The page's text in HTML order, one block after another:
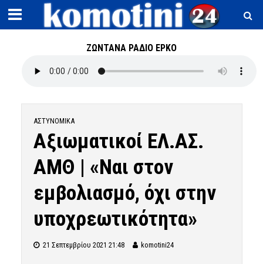
ΖΩΝΤΑΝΑ ΡΑΔΙΟ ΕΡΚΟ
ΑΣΤΥΝΟΜΙΚΆ
Αξιωματικοί ΕΛ.ΑΣ.
ΑΜΘ | «Ναι στον
εμβολιασμό, όχι στην
υποχρεωτικότητα»
21 Σεπτεμβρίου 2021 21:48 komotini24